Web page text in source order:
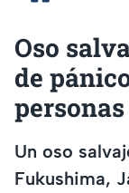
Oso
de
Un oso
Fukushima,